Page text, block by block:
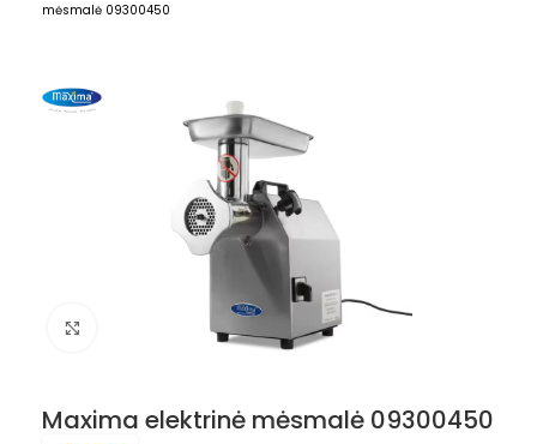
mėsmalė 09300450
Nuotraukos padidinimas
Maxima elektrinė mėsmalė 09300450